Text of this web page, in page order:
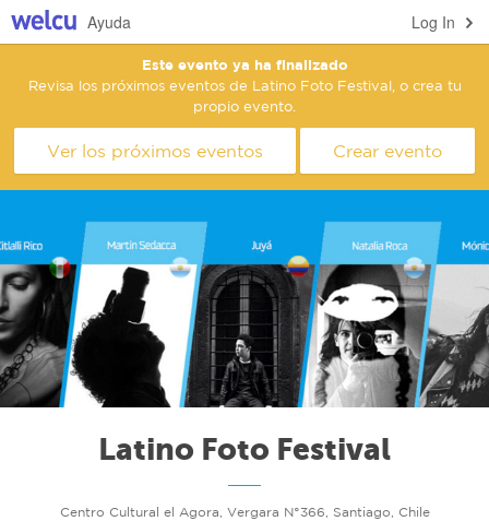
Log In
Ayuda
Este evento ya ha finalizado
Revisa los próximos eventos de Latino Foto Festival, o crea tu
propio evento.
Ver los próximos eventos Crear evento
Latino Foto Festival
Centro Cultural el Agora, Vergara N°366, Santiago, Chile